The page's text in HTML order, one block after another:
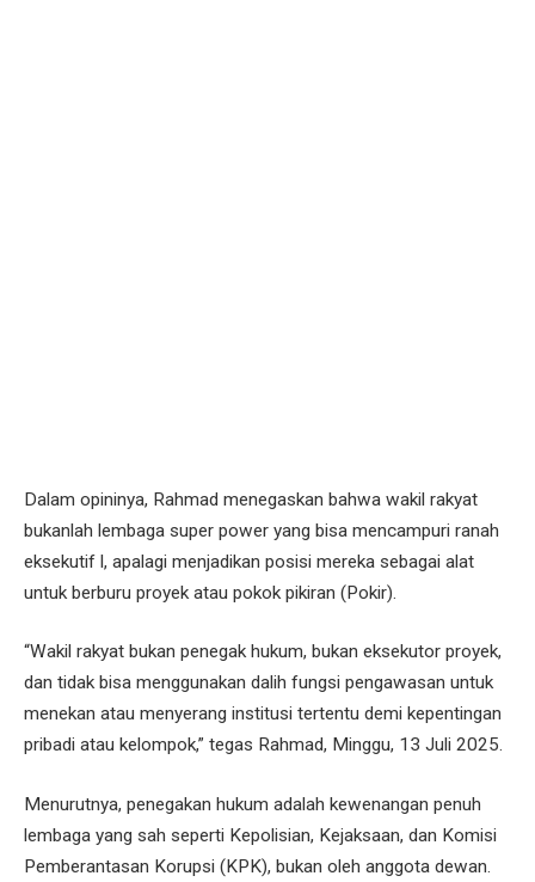
Dalam opininya, Rahmad menegaskan bahwa wakil rakyat
bukanlah lembaga super power yang bisa mencampuri ranah
eksekutif l, apalagi menjadikan posisi mereka sebagai alat
untuk berburu proyek atau pokok pikiran (Pokir).
“Wakil rakyat bukan penegak hukum, bukan eksekutor proyek,
dan tidak bisa menggunakan dalih fungsi pengawasan untuk
menekan atau menyerang institusi tertentu demi kepentingan
pribadi atau kelompok,” tegas Rahmad, Minggu, 13 Juli 2025.
Menurutnya, penegakan hukum adalah kewenangan penuh
lembaga yang sah seperti Kepolisian, Kejaksaan, dan Komisi
Pemberantasan Korupsi (KPK), bukan oleh anggota dewan.